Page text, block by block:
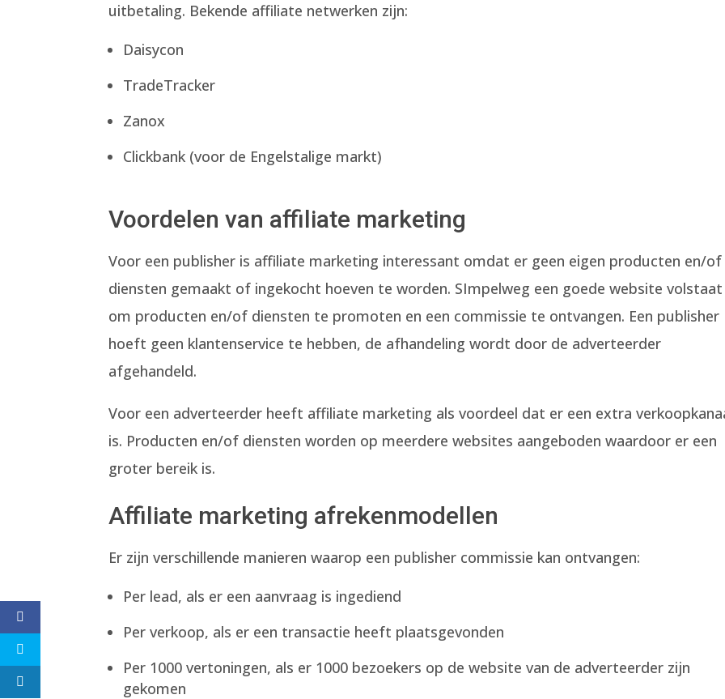
uitbetaling. Bekende affiliate netwerken zijn:
Daisycon
TradeTracker
Zanox
Clickbank (voor de Engelstalige markt)
Voordelen van affiliate marketing
Voor een publisher is affiliate marketing interessant omdat er geen eigen producten en/of
diensten gemaakt of ingekocht hoeven te worden. SImpelweg een goede website volstaat
om producten en/of diensten te promoten en een commissie te ontvangen. Een publisher
hoeft geen klantenservice te hebben, de afhandeling wordt door de adverteerder
afgehandeld.
Voor een adverteerder heeft affiliate marketing als voordeel dat er een extra
is. Producten en/of diensten worden op meerdere websites aangeboden waardoor er een
groter bereik is.
Affiliate marketing afrekenmodellen
Er zijn verschillende manieren waarop een publisher commissie kan ontvangen:
Per lead, als er een aanvraag is ingediend
Per verkoop, als er een transactie heeft plaatsgevonden
Per 1000 vertoningen, als er 1000 bezoekers op de website van de adverteerder zijn
gekomen